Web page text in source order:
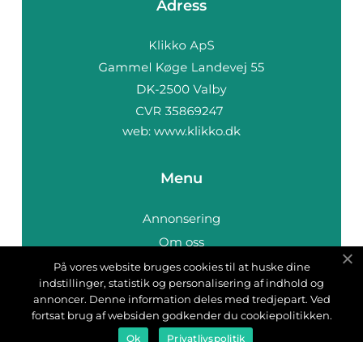
Adress
web: www.klikko.dk
Menu
Annonsering
Om oss
Cookies
Kontakta oss
Sitemap
På vores website bruges cookies til at huske dine
indstillinger, statistik og personalisering af indhold og
annoncer. Denne information deles med tredjepart. Ved
fortsat brug af websiden godkender du cookiepolitikken.
Ok Privatlivspolitik